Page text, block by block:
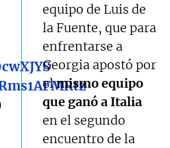
equipo de Luis de
la Fuente, que para
enfrentarse a
Georgia apostó por
elmismo equipo
que ganó a Italia
en el segundo
encuentro de la